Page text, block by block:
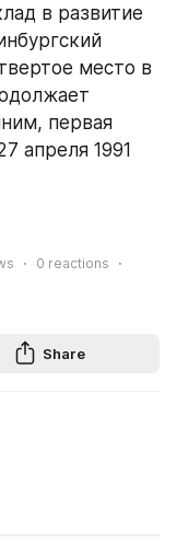
в развитие
место в
первая
апреля 1991
0 reactions
Share